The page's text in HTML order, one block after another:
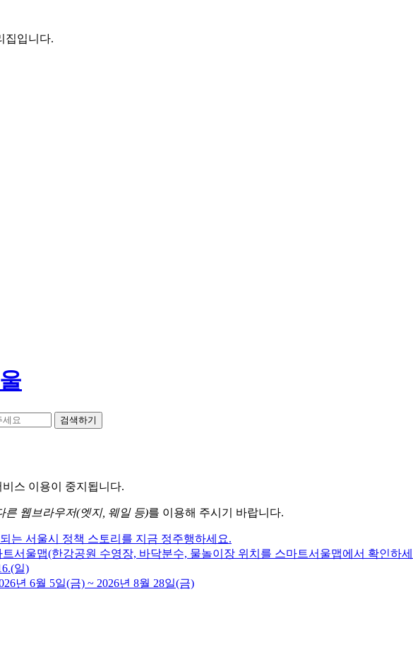
집입니다.
검색하기
비스 이용이 중지됩니다.
른 웹브라우저(엣지, 웨일 등)를 이용해 주시기 바랍니다.